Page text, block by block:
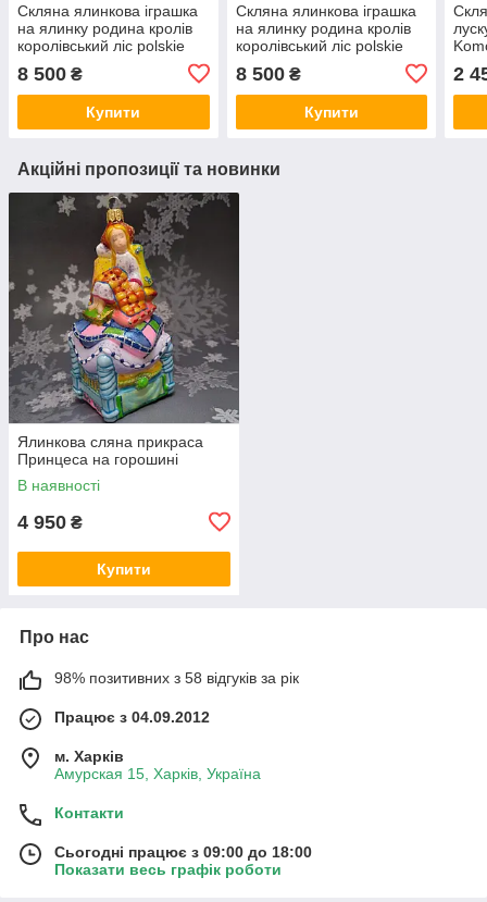
Скляна ялинкова іграшка
на ялинку родина кролів
королівський ліс polskie
8 500 ₴
Купити
Скляна ялинкова іграшка
на ялинку родина кролів
королівський ліс polskie
8 500₴
Купити
2
Акційні пропозиції та новинки
Ялинкова сляна прикраса
Принцеса на горошині
В наявності
4 950 ₴
Купити
Про нас
98% позитивних з 58 відгуків за рік
Працює з 04.09.2012
м. Харків
Амурская 15, Харків, Україна
Контакти
Сьогодні працює з 09:00 до 18:00
Показати весь графік роботи